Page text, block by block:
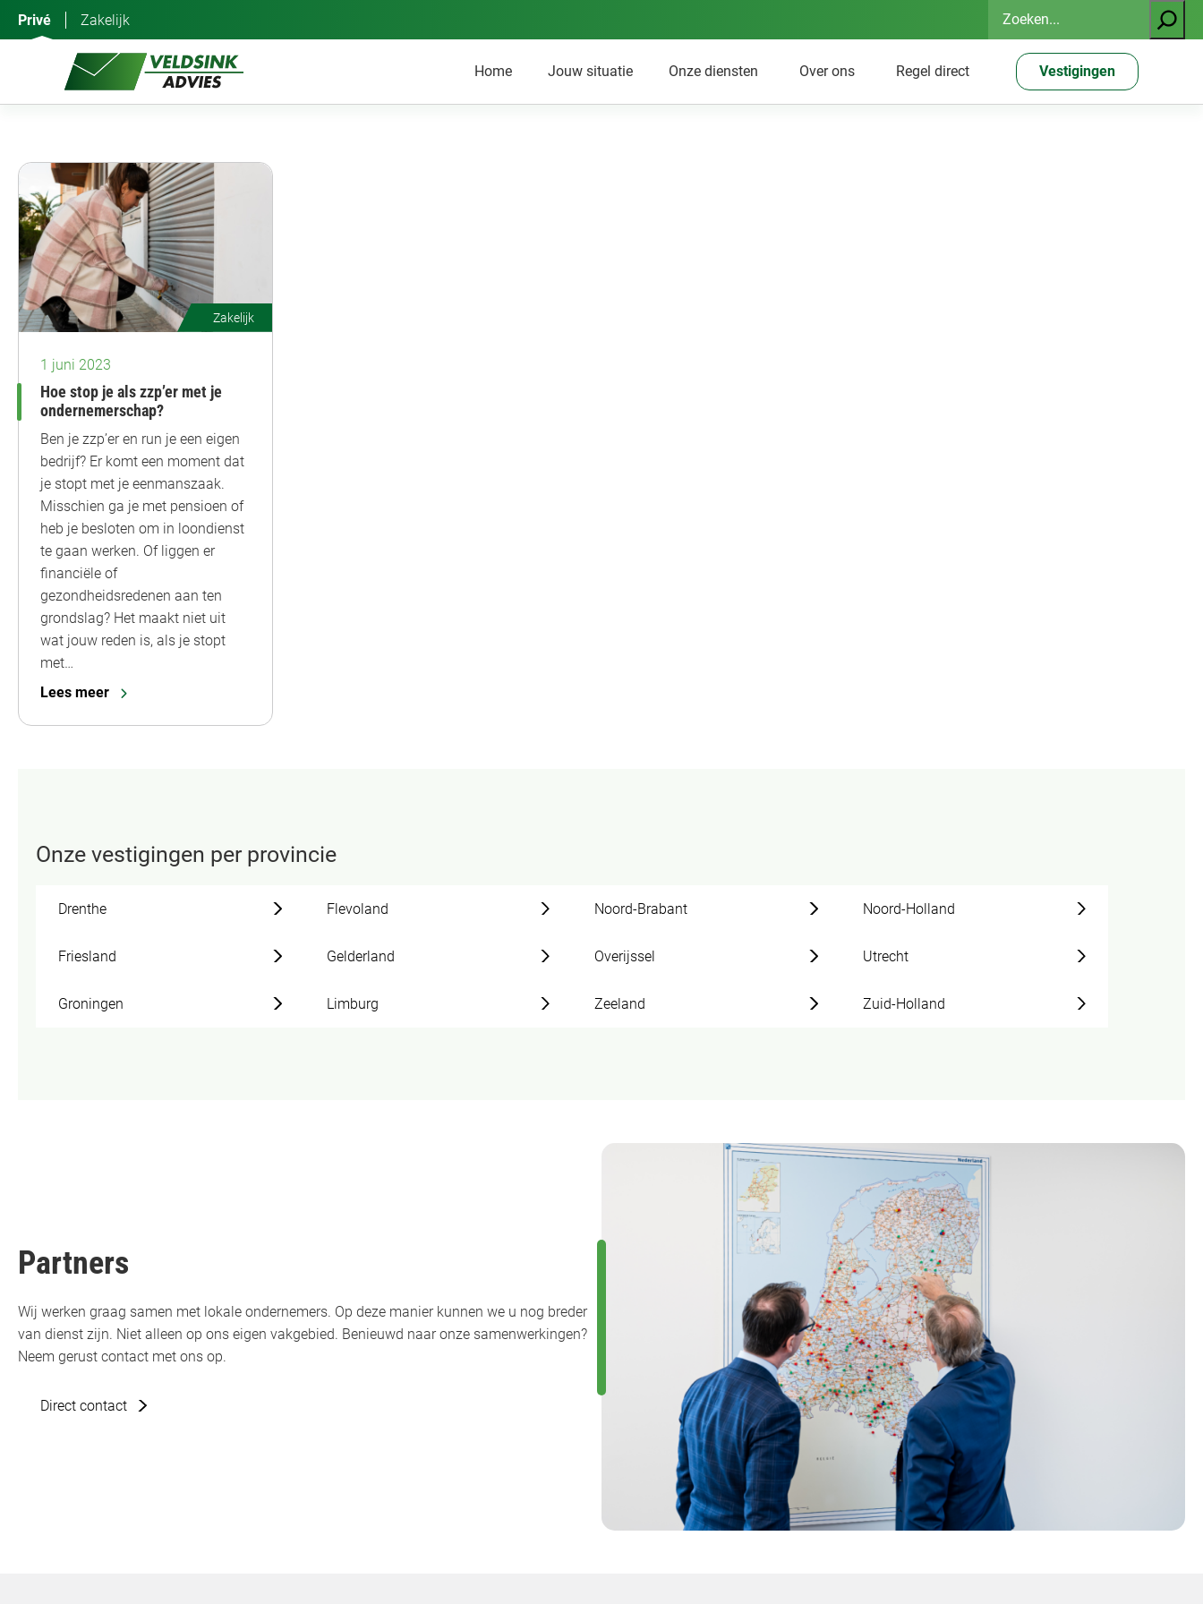
Privé Zakelijk
Zoeken
Home Jouw situatie Onze diensten Over ons Regel direct Vestigingen
Zakelijk
1 juni 2023
Hoe stop je als zzp’er met je
ondernemerschap?
Ben je zzp’er en run je een eigen
bedrijf? Er komt een moment dat
je stopt met je eenmanszaak.
Misschien ga je met pensioen of
heb je besloten om in loondienst
te gaan werken. Of liggen er
financiële of
gezondheidsredenen aan ten
grondslag? Het maakt niet uit
wat jouw reden is, als je stopt
met…
Lees meer
Onze vestigingen per provincie
Drenthe Flevoland Noord-Brabant Noord-Holland
Friesland Gelderland Overijssel Utrecht
Groningen Limburg Zeeland Zuid-Holland
Partners
Wij werken graag samen met lokale ondernemers. Op deze manier kunnen we u nog breder
van dienst zijn. Niet alleen op ons eigen vakgebied. Benieuwd naar onze samenwerkingen?
Neem gerust contact met ons op.
Direct contact